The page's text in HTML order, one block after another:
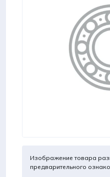
Изображение товара
предварительного